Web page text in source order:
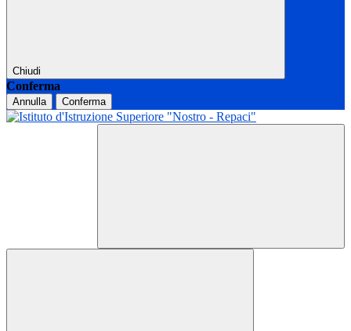
Chiudi
Conferma
Annulla Conferma